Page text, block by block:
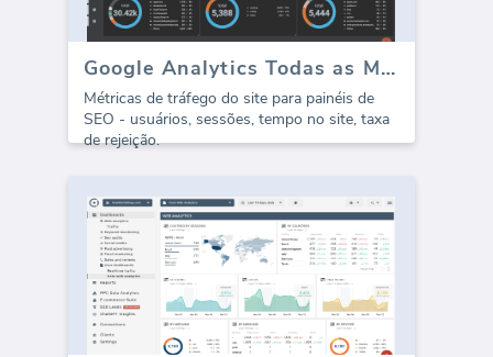
Google Analytics Todas as Métricas
Métricas de tráfego do site para painéis de
SEO - usuários, sessões, tempo no site, taxa
de rejeição.